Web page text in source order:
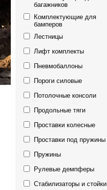
багажников
Комплектующие для
бамперов
Лестницы
Лифт комплекты
Пневмобаллоны
Пороги силовые
Потолочные консоли
Продольные тяги
Проставки колесные
Проставки под пружины
Пружины
Рулевые демпферы
Стабилизаторы и стойки